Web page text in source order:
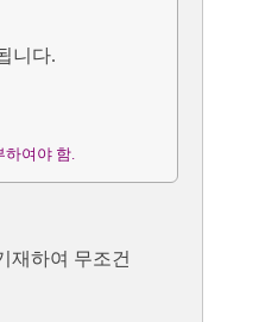
니다.
하여야 함.
재하여 무조건